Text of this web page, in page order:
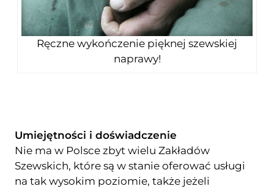
Ręczne wykończenie pięknej szewskiej
naprawy!
Umiejętności i doświadczenie
Nie ma w Polsce zbyt wielu Zakładów
Szewskich, które są w stanie oferować usługi
na tak wysokim poziomie, także jeżeli